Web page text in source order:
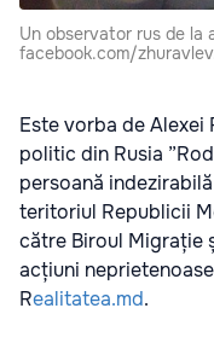
Un observator rus de la
facebook.com/
Este vorba de Alexei
politic din Rusia
persoană
teritoriul Republicii
către Biroul Migrație
acțiuni
Realitatea.md.